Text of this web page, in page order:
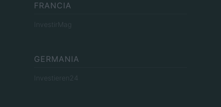
FRANCIA
InvestirMag
GERMANIA
Investieren24